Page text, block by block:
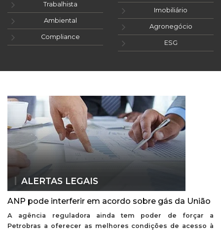
Trabalhista
Ambiental
Compliance
Imobiliário
Agronegócio
ESG
ALERTAS LEGAIS
ANP pode interferir em acordo sobre gás da União
A agência reguladora ainda tem poder de forçar a
Petrobras a oferecer as melhores condições de acesso à